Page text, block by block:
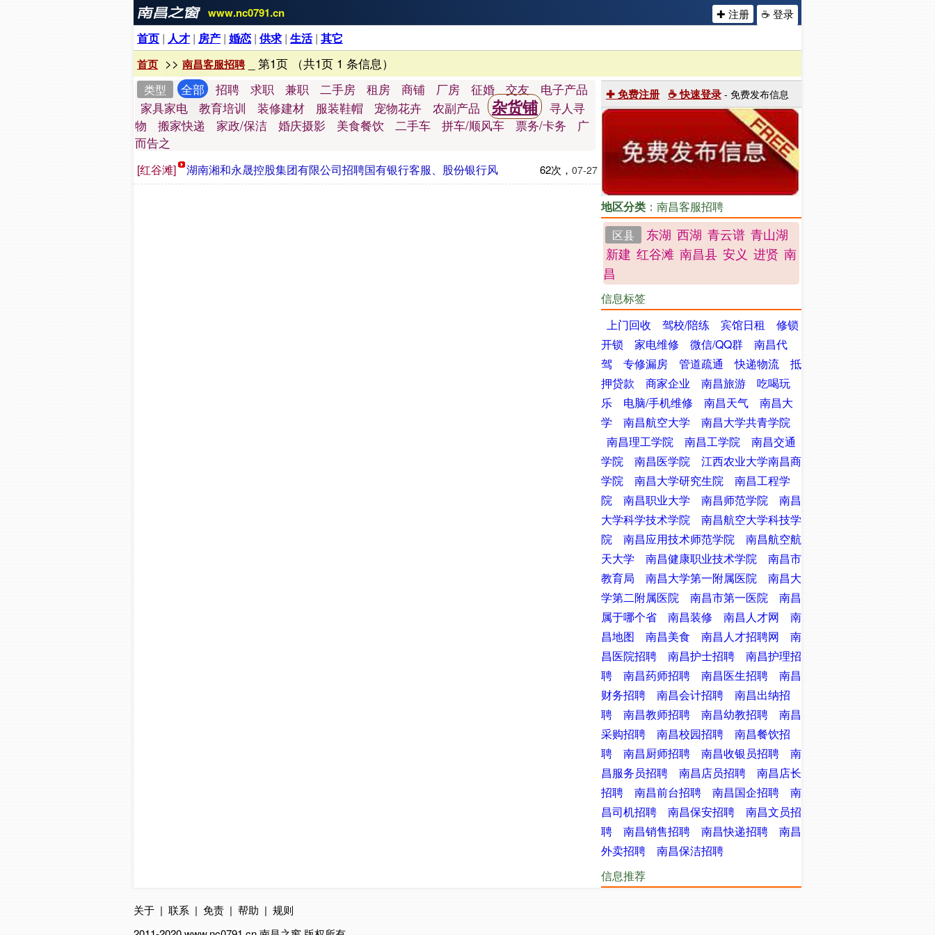
www.nc0791.cn ☕ 登录
✚ 注册
首页 | 人才 | 房产 | 婚恋 | 供求| 生活| 其它
首页 >> 南昌客服招聘_ 第1页 （共1页 1 条信息）
✚ 免费注册 ☕ 快速登录 - 免费发布信息
地区分类 ：南昌客服招聘
区县
东湖 西湖 青云谱 青山湖
新建 红谷滩 南昌县 安义 进贤 南
昌
信息标签
上门回收
驾校/陪练 宾馆日租
修锁
开锁
家电维修 微信/QQ群
南昌代
驾
专修漏房 管道疏通 快递物流
抵
押贷款
商家企业 南昌旅游
吃喝玩
乐
电脑/手机维修 南昌天气
南昌大
学
南昌航空大学
南昌大学共青学院
南昌理工学院
南昌工学院
南昌交通
学院
南昌医学院
江西农业大学南昌商
学院
南昌大学研究生院
南昌工程学
院
南昌职业大学 南昌师范学院
南昌
大学科学技术学院
南昌航空大学科技学
院
南昌应用技术师范学院
南昌航空航
天大学
南昌健康职业技术学院
南昌市
教育局
南昌大学第一附属医院
南昌大
学第二附属医院
南昌市第一医院
南昌
属于哪个省
南昌装修 南昌人才网
南
昌地图
南昌美食 南昌人才招聘网
南
昌医院招聘
南昌护士招聘
南昌护理招
聘
南昌药师招聘 南昌医生招聘
南昌
财务招聘
南昌会计招聘
南昌出纳招
聘
南昌教师招聘 南昌幼教招聘
南昌
采购招聘
南昌校园招聘
南昌餐饮招
聘
南昌厨师招聘 南昌收银员招聘
南
昌服务员招聘
南昌店员招聘
南昌店长
招聘
南昌前台招聘 南昌国企招聘
南
昌司机招聘
南昌保安招聘
南昌文员招
聘
南昌销售招聘 南昌快递招聘
南昌
外卖招聘
南昌保洁招聘
信息推荐
类型 全部 招聘 求职 兼职 二手房 租房 商铺 厂房 征婚 交友
电子产品
家具家电
教育培训 装修建材 服装鞋帽 宠物花卉 农副产品 杂货铺
寻人寻
物
搬家快递 家政/保洁 婚庆摄影 美食餐饮 二手车 拼车/顺风车 票务/卡务
广
而告之
07-27
62次，
[红谷滩] 湖南湘和永晟控股集团有限公司招聘国有银行客服、股份银行风
关于 | 联系 | 免责 | 帮助 | 规则